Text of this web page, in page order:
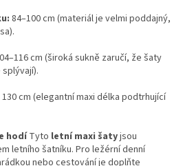
84–100 cm (materiál je velmi poddajný,
cm (široká sukně zaručí, že šaty
130 cm (elegantní maxi délka podtrhující
hodíTyto letní maxi šatyjsou
letního šatníku. Pro ležérní denní
nebo cestování je doplňte